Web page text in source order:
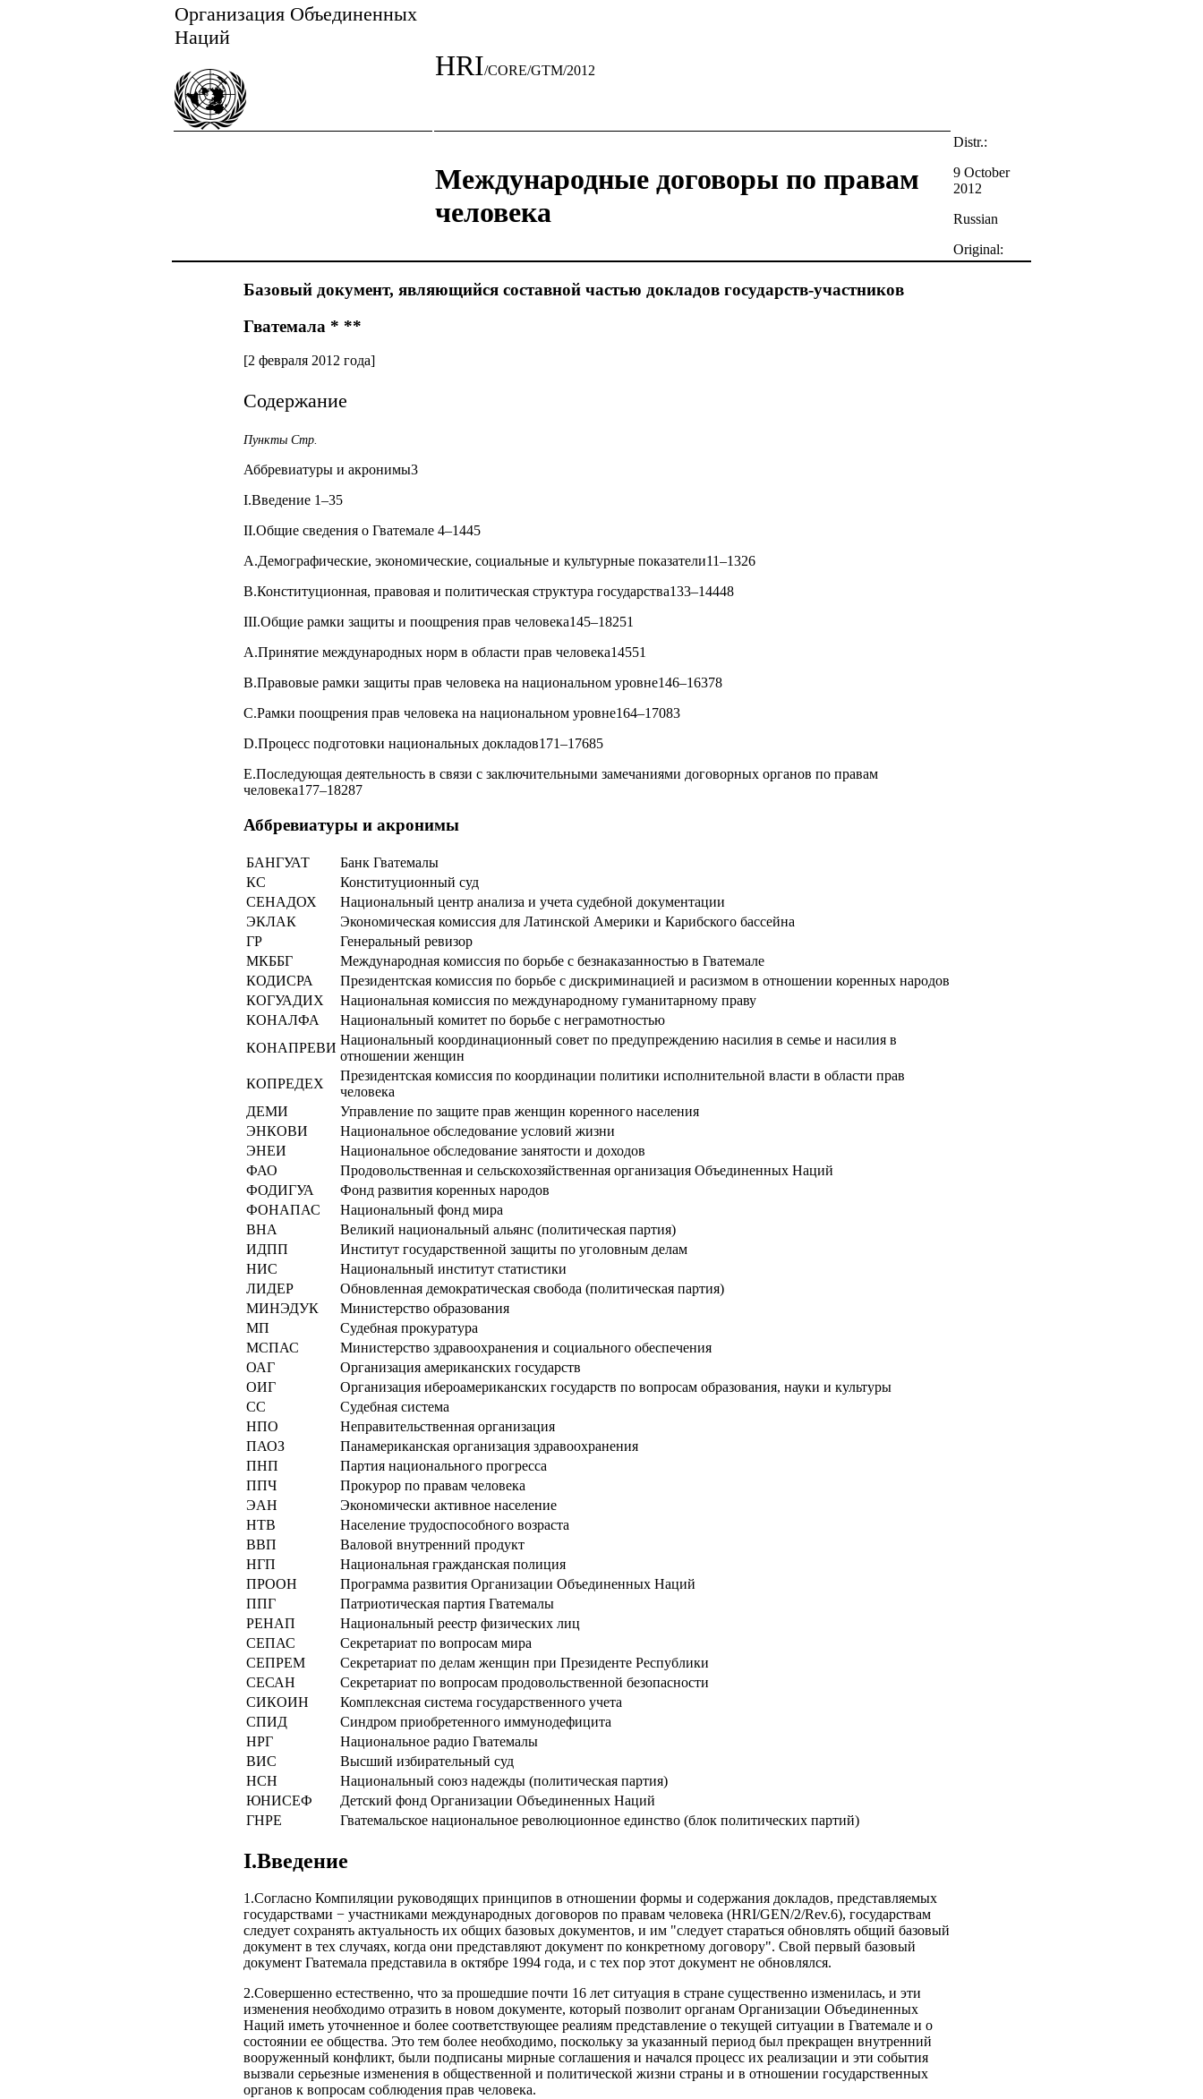
Организация Объединенных
Наций
HRI/CORE/GTM/2012
Международные договоры по правам
человека
Distr.:
9 October
2012
Russian
Original:
Базовый документ, являющийся составной частью докладов государств-участников
Гватемала * **
[2 февраля 2012 года]
Содержание
Пункты Стр.
Аббревиатуры и акронимы3
I.Введение 1–35
II.Общие сведения о Гватемале 4–1445
A.Демографические, экономические, социальные и культурные показатели11–1326
B.Конституционная, правовая и политическая структура государства133–14448
III.Общие рамки защиты и поощрения прав человека145–18251
A.Принятие международных норм в области прав человека14551
B.Правовые рамки защиты прав человека на национальном уровне146–16378
C.Рамки поощрения прав человека на национальном уровне164–17083
D.Процесс подготовки национальных докладов171–17685
E.Последующая деятельность в связи с заключительными замечаниями договорных органов по правам
человека177–18287
Аббревиатуры и акронимы
БАНГУАТ
Банк Гватемалы
КС
Конституционный суд
СЕНАДОХ
Национальный центр анализа и учета судебной документации
ЭКЛАК
Экономическая комиссия для Латинской Америки и Карибского бассейна
ГР
Генеральный ревизор
МКББГ
Международная комиссия по борьбе с безнаказанностью в Гватемале
КОДИСРА
Президентская комиссия по борьбе с дискриминацией и расизмом в отношении коренных народов
КОГУАДИХ
Национальная комиссия по международному гуманитарному праву
КОНАЛФА
Национальный комитет по борьбе с неграмотностью
КОНАПРЕВИ
Национальный координационный совет по предупреждению насилия в семье и насилия в
отношении женщин
КОПРЕДЕХ
Президентская комиссия по координации политики исполнительной власти в области прав
человека
ДЕМИ
Управление по защите прав женщин коренного населения
ЭНКОВИ
Национальное обследование условий жизни
ЭНЕИ
Национальное обследование занятости и доходов
ФАО
Продовольственная и сельскохозяйственная организация Объединенных Наций
ФОДИГУА
Фонд развития коренных народов
ФОНАПАС
Национальный фонд мира
ВНА
Великий национальный альянс (политическая партия)
ИДПП
Институт государственной защиты по уголовным делам
НИС
Национальный институт статистики
ЛИДЕР
Обновленная демократическая свобода (политическая партия)
МИНЭДУК
Министерство образования
MП
Судебная прокуратура
МСПАС
Министерство здравоохранения и социального обеспечения
ОАГ
Организация американских государств
ОИГ
Организация ибероамериканских государств по вопросам образования, науки и культуры
СС
Судебная система
НПО
Неправительственная организация
ПАОЗ
Панамериканская организация здравоохранения
ПНП
Партия национального прогресса
ППЧ
Прокурор по правам человека
ЭАН
Экономически активное население
НТВ
Население трудоспособного возраста
ВВП
Валовой внутренний продукт
НГП
Национальная гражданская полиция
ПРООН
Программа развития Организации Объединенных Наций
ППГ
Патриотическая партия Гватемалы
РЕНАП
Национальный реестр физических лиц
СЕПАС
Секретариат по вопросам мира
СЕПРЕМ
Секретариат по делам женщин при Президенте Республики
СЕСАН
Секретариат по вопросам продовольственной безопасности
СИКОИН
Комплексная система государственного учета
СПИД
Синдром приобретенного иммунодефицита
НРГ
Национальное радио Гватемалы
ВИС
Высший избирательный суд
НСН
Национальный союз надежды (политическая партия)
ЮНИСЕФ
Детский фонд Организации Объединенных Наций
ГНРЕ
Гватемальское национальное революционное единство (блок политических партий)
I.Введение
1.Согласно Компиляции руководящих принципов в отношении формы и содержания докладов, представляемых
государствами − участниками международных договоров по правам человека (HRI/GEN/2/Rev.6), государствам
следует сохранять актуальность их общих базовых документов, и им "следует стараться обновлять общий базовый
документ в тех случаях, когда они представляют документ по конкретному договору". Свой первый базовый
документ Гватемала представила в октябре 1994 года, и с тех пор этот документ не обновлялся.
2.Совершенно естественно, что за прошедшие почти 16 лет ситуация в стране существенно изменилась, и эти
изменения необходимо отразить в новом документе, который позволит органам Организации Объединенных
Наций иметь уточненное и более соответствующее реалиям представление о текущей ситуации в Гватемале и о
состоянии ее общества. Это тем более необходимо, поскольку за указанный период был прекращен внутренний
вооруженный конфликт, были подписаны мирные соглашения и начался процесс их реализации и эти события
вызвали серьезные изменения в общественной и политической жизни страны и в отношении государственных
органов к вопросам соблюдения прав человека.